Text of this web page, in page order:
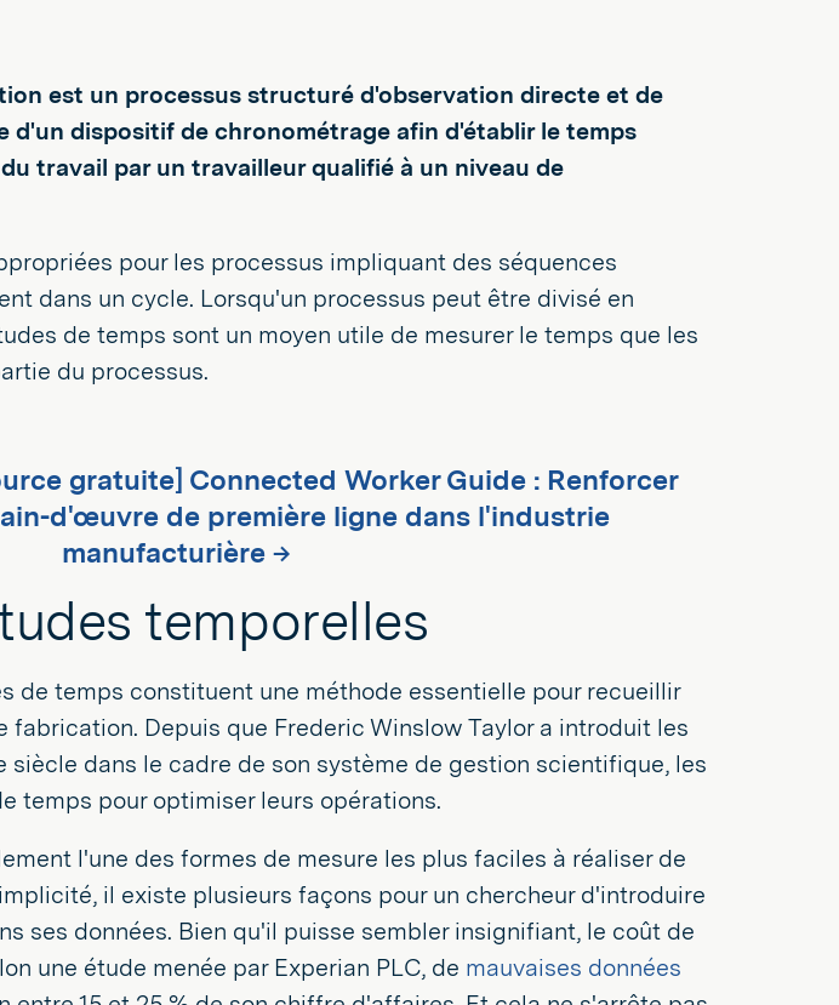
est un processus structuré d'observation directe et de
d'un dispositif de chronométrage afin d'établir le temps
travail par un travailleur qualifié à un niveau de
pour les processus impliquant des séquences
dans un cycle. Lorsqu'un processus peut être divisé en
de temps sont un moyen utile de mesurer le temps que les
du processus.
gratuite] Connected Worker Guide : Renforcer
d'œuvre de première ligne dans l'industrie
manufacturière →
temporelles
de temps constituent une méthode essentielle pour recueillir
fabrication. Depuis que Frederic Winslow Taylor a introduit les
siècle dans le cadre de son système de gestion scientifique, les
temps pour optimiser leurs opérations.
l'une des formes de mesure les plus faciles à réaliser de
il existe plusieurs façons pour un chercheur d'introduire
ses données. Bien qu'il puisse sembler insignifiant, le coût de
une étude menée par Experian PLC, de mauvaises données